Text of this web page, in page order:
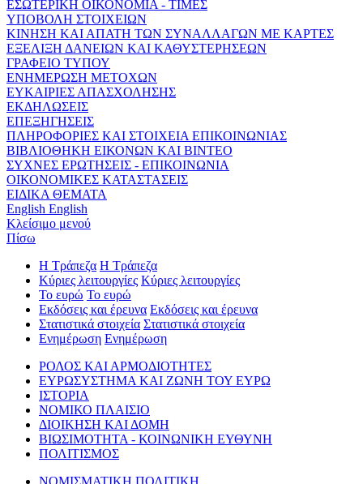
ΕΣΩΤΕΡΙΚΗ ΟΙΚΟΝΟΜΙΑ - ΤΙΜΕΣ
ΥΠΟΒΟΛΗ ΣΤΟΙΧΕΙΩΝ
ΚΙΝΗΣΗ ΚΑΙ ΑΠΑΤΗ ΤΩΝ ΣΥΝΑΛΛΑΓΩΝ ΜΕ ΚΑΡΤΕΣ
ΕΞΕΛΙΞΗ ΔΑΝΕΙΩΝ ΚΑΙ ΚΑΘΥΣΤΕΡΗΣΕΩΝ
ΓΡΑΦΕΙΟ ΤΥΠΟΥ
ΕΝΗΜΕΡΩΣΗ ΜΕΤΟΧΩΝ
ΕΥΚΑΙΡΙΕΣ ΑΠΑΣΧΟΛΗΣΗΣ
ΕΚΔΗΛΩΣΕΙΣ
ΕΠΕΞΗΓΗΣΕΙΣ
ΠΛΗΡΟΦΟΡΙΕΣ ΚΑΙ ΣΤΟΙΧΕΙΑ ΕΠΙΚΟΙΝΩΝΙΑΣ
ΒΙΒΛΙΟΘΗΚΗ ΕΙΚΟΝΩΝ ΚΑΙ ΒΙΝΤΕΟ
ΣΥΧΝΕΣ ΕΡΩΤΗΣΕΙΣ - ΕΠΙΚΟΙΝΩΝΙΑ
ΟΙΚΟΝΟΜΙΚΕΣ ΚΑΤΑΣΤΑΣΕΙΣ
ΕΙΔΙΚΑ ΘΕΜΑΤΑ
English English
Κλείσιμο μενού
Πίσω
Η Τράπεζα Η Τράπεζα
Κύριες λειτουργίες Κύριες λειτουργίες
Το ευρώ Το ευρώ
Εκδόσεις και έρευνα Εκδόσεις και έρευνα
Στατιστικά στοιχεία Στατιστικά στοιχεία
Ενημέρωση Ενημέρωση
ΡΟΛΟΣ ΚΑΙ ΑΡΜΟΔΙΟΤΗΤΕΣ
ΕΥΡΩΣΥΣΤΗΜΑ ΚΑΙ ΖΩΝΗ ΤΟΥ ΕΥΡΩ
ΙΣΤΟΡΙΑ
ΝΟΜΙΚΟ ΠΛΑΙΣΙΟ
ΔΙΟΙΚΗΣΗ ΚΑΙ ΔΟΜΗ
ΒΙΩΣΙΜΟΤΗΤΑ - ΚΟΙΝΩΝΙΚΗ ΕΥΘΥΝΗ
ΠΟΛΙΤΙΣΜΟΣ
ΝΟΜΙΣΜΑΤΙΚΗ ΠΟΛΙΤΙΚΗ